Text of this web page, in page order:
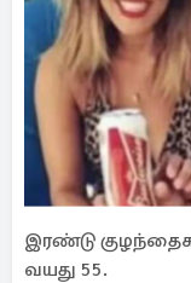
இரண்டு
வயது 55.